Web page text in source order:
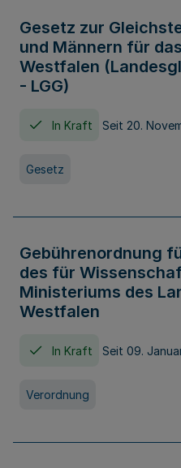
Gesetz zur
und Männern für
Westfalen
- LGG)
In Kraft Seit 20.
Gesetz
Gebührenordnung
des für
Ministeriums des
Westfalen
In Kraft Seit 09.
Verordnung